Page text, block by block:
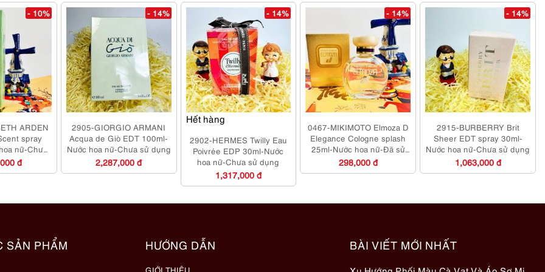
- 10%
ARDEN
spray
nữ-Chưa
đ
- 14%
2905-GIORGIO ARMANI
Acqua de Giò EDT 100ml-
Nước hoa nữ-Chưa sử dụng
2,287,000 đ
Hết hàng
- 14%
2902-HERMES Twilly Eau
Poivrée EDP 30ml-Nước
hoa nữ-Chưa sử dụng
1,317,000 đ
- 14%
0467-MIKIMOTO Elmoza D
Elegance Cologne splash
25ml-Nước hoa nữ-Đã sử
dụng
298,000 đ
- 14%
2915-BURBERRY Brit
Sheer EDT spray 30ml-
Nước hoa nữ-Chưa sử dụng
1,063,000 đ
SẢN PHẨM HƯỚNG DẪN
GIỚI THIỆU
BÀI VIẾT MỚI NHẤT